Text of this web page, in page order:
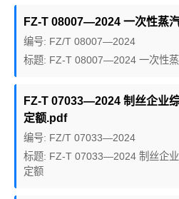
FZ-T 08007—2024 一次性蒸
编号: FZ/T 08007—2024
标题: FZ-T 08007—2024 一次性
FZ-T 07033—2024 制丝企业
定额.pdf
编号: FZ/T 07033—2024
标题: FZ-T 07033—2024 制丝企
定额